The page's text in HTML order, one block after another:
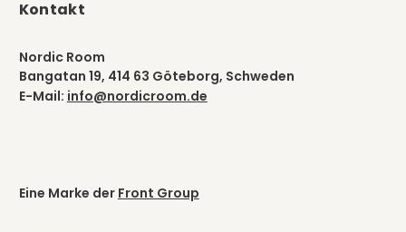
Kontakt
Nordic Room
Bangatan 19, 414 63 Göteborg, Schweden
E-Mail: info@nordicroom.de
Eine Marke der Front Group